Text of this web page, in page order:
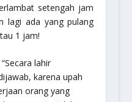
setengah jam
lagi ada yang pulang
1 jam!
lahir
karena upah
orang yang